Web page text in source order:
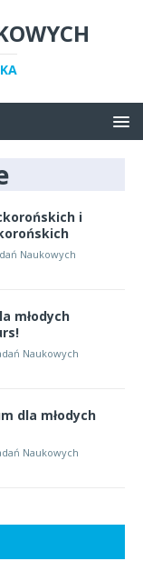
i
Naukowych
młodych
Naukowych
dla młodych
Naukowych